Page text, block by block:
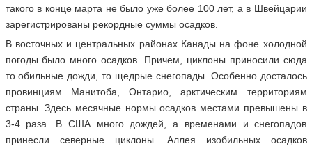
такого в конце марта не было уже более 100 лет, а в Швейцарии
зарегистрированы рекордные суммы осадков.
В восточных и центральных районах Канады на фоне холодной
погоды было много осадков. Причем, циклоны приносили сюда
то обильные дожди, то щедрые снегопады. Особенно досталось
провинциям Манитоба, Онтарио, арктическим территориям
страны. Здесь месячные нормы осадков местами превышены в
3-4 раза. В США много дождей, а временами и снегопадов
принесли северные циклоны. Аллея изобильных осадков